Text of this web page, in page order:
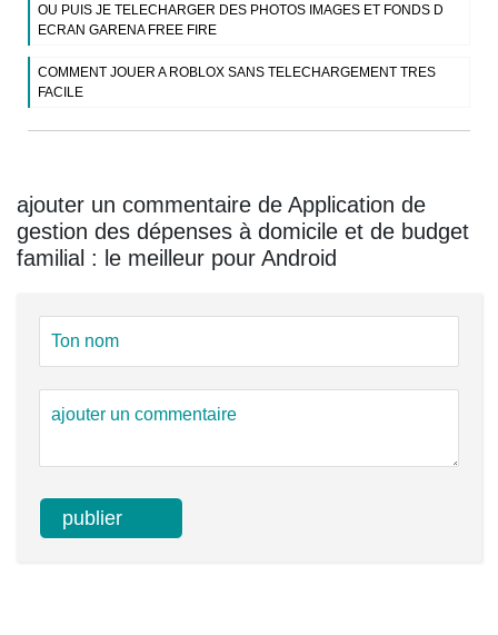
OU PUIS JE TELECHARGER DES PHOTOS IMAGES ET FONDS D
ECRAN GARENA FREE FIRE
COMMENT JOUER A ROBLOX SANS TELECHARGEMENT TRES
FACILE
ajouter un commentaire de Application de
gestion des dépenses à domicile et de budget
familial : le meilleur pour Android